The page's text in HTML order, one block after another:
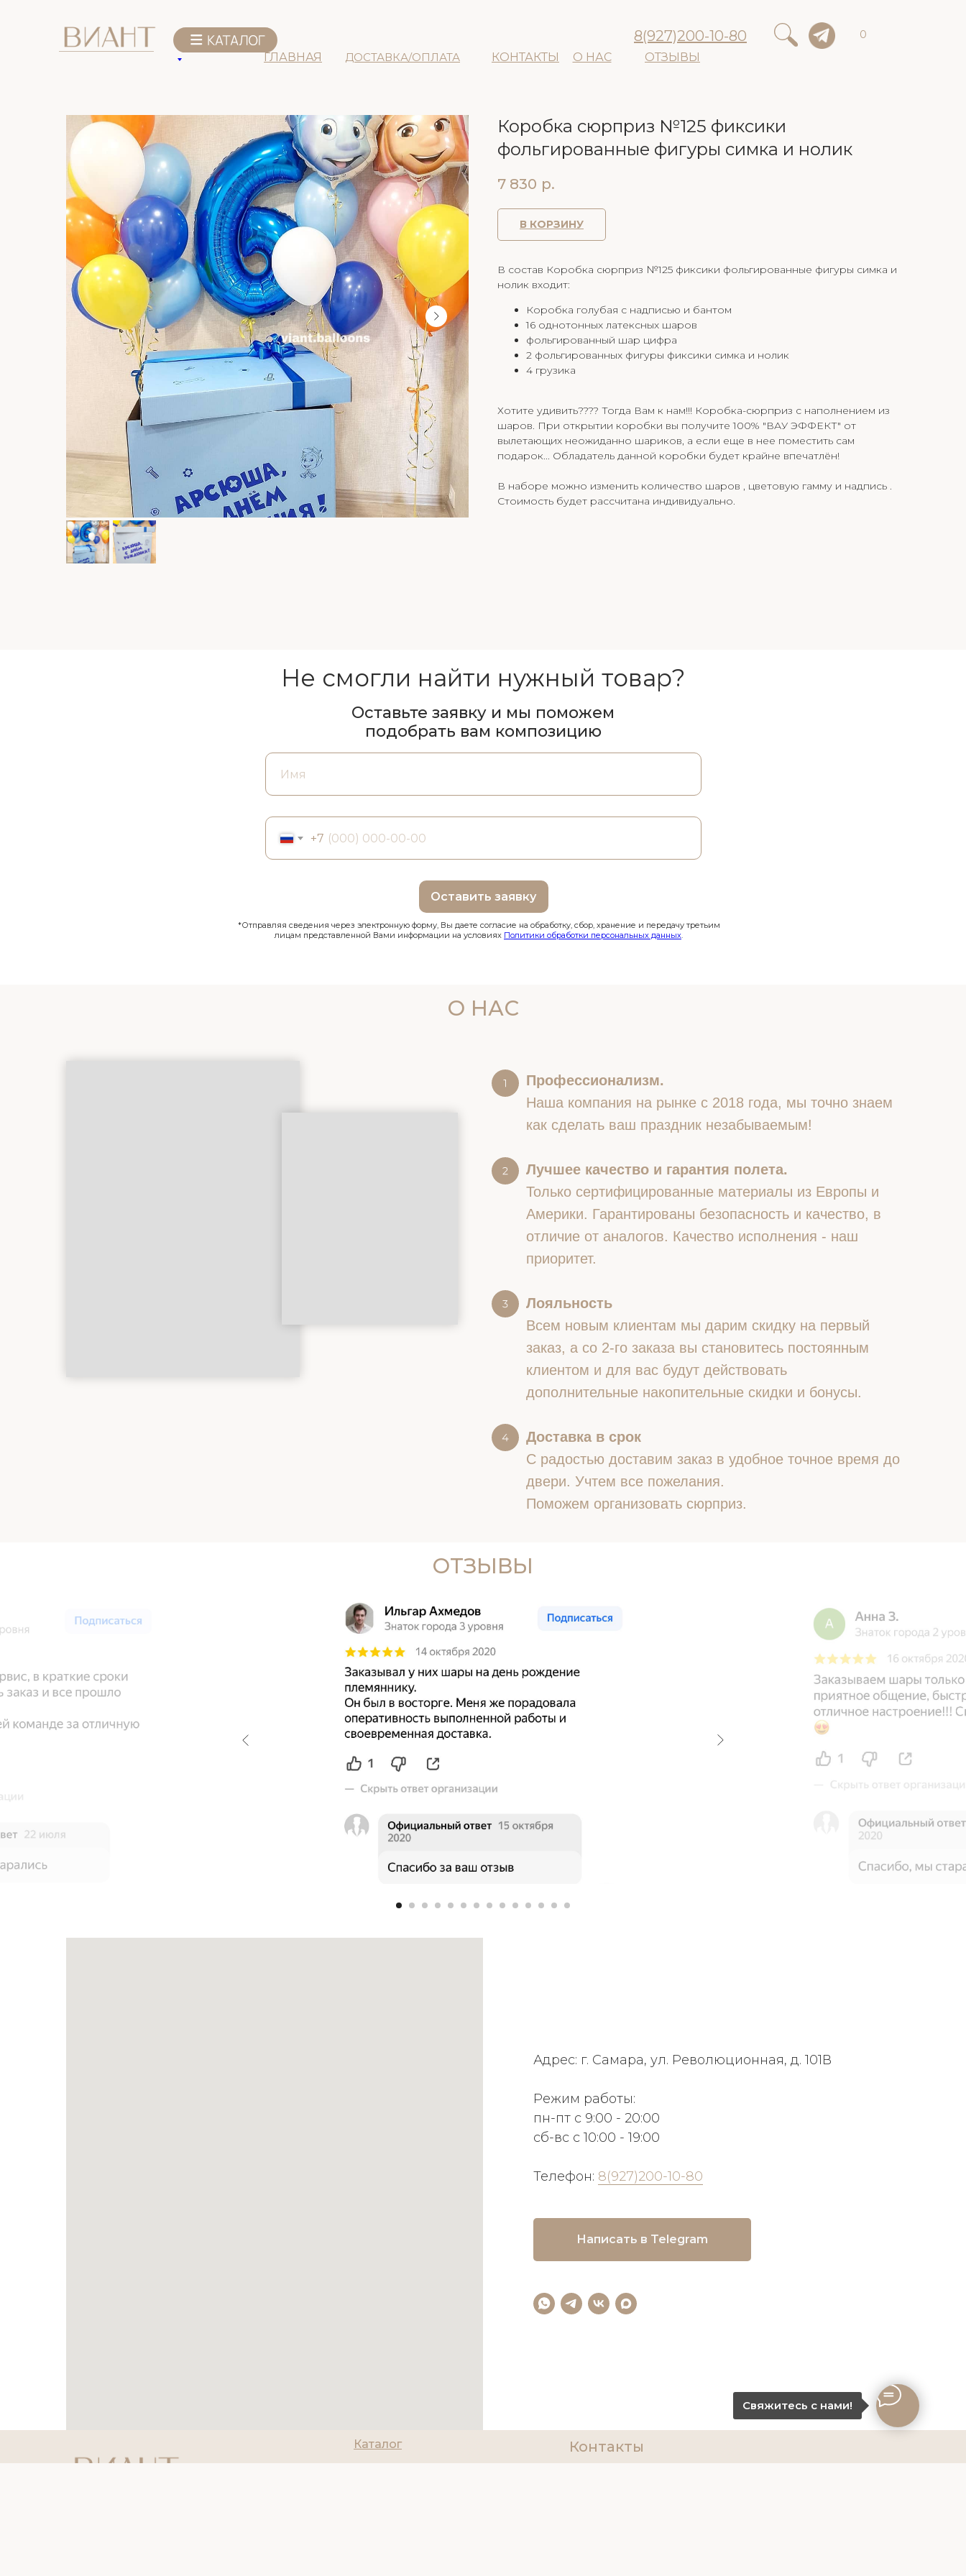
ДОСТАВКА/ОПЛАТА
ГЛАВНАЯ КОНТАКТЫ О НАС ОТЗЫВЫ
8(927)200-10-80 0
Свяжитесь с нами!
Коробка сюрприз №125 фиксики
фольгированные фигуры симка и нолик
7 830 р.
В КОРЗИНУ
В состав Коробка сюрприз №125 фиксики фольгированные фигуры симка и
нолик входит:
Коробка голубая с надписью и бантом
16 однотонных латексных шаров
фольгированный шар цифра
2 фольгированных фигуры фиксики симка и нолик
4 грузика
Хотите удивить???? Тогда Вам к нам!!! Коробка-сюрприз с наполнением из
шаров. При открытии коробки вы получите 100% "ВАУ ЭФФЕКТ" от
вылетающих неожиданно шариков, а если еще в нее поместить сам
подарок... Обладатель данной коробки будет крайне впечатлён!
В наборе можно изменить количество шаров , цветовую гамму и надпись .
Стоимость будет рассчитана индивидуально.
+7
Оставить заявку
Не смогли найти нужный товар?
Оставьте заявку и мы поможем
подобрать вам композицию
*Отправляя сведения через электронную форму, Вы даете согласие на обработку, сбор, хранение и передачу третьим
лицам представленной Вами информации на условиях Политики обработки персональных данных.
О НАС
Профессионализм.
Наша компания на рынке с 2018 года, мы точно знаем
как сделать ваш праздник незабываемым!
Лучшее качество и гарантия полета.
Только сертифицированные материалы из Европы и
Америки. Гарантированы безопасность и качество, в
отличие от аналогов. Качество исполнения - наш
приоритет.
Лояльность
Всем новым клиентам мы дарим скидку на первый
заказ, а со 2-го заказа вы становитесь постоянным
клиентом и для вас будут действовать
дополнительные накопительные скидки и бонусы.
Доставка в срок
С радостью доставим заказ в удобное точное время до
двери. Учтем все пожелания.
Поможем организовать сюрприз.
ОТЗЫВЫ
Адрес: г. Самара, ул. Революционная, д. 101В
Режим работы:
пн-пт с 9:00 - 20:00
сб-вс с 10:00 - 19:00
Телефон: 8(927)200-10-80
Написать в Telegram
Контакты
Каталог